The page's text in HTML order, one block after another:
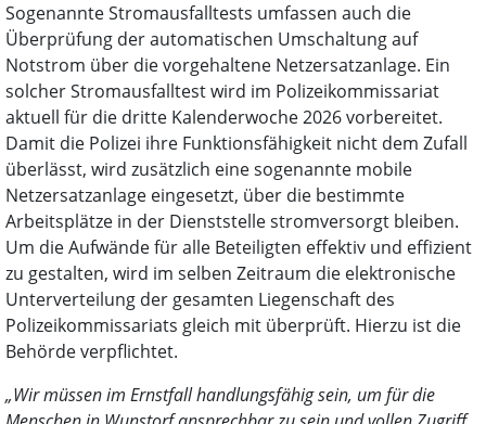
Sogenannte Stromausfalltests umfassen auch die
Überprüfung der automatischen Umschaltung auf
Notstrom über die vorgehaltene Netzersatzanlage. Ein
solcher Stromausfalltest wird im Polizeikommissariat
aktuell für die dritte Kalenderwoche 2026 vorbereitet.
Damit die Polizei ihre Funktionsfähigkeit nicht dem Zufall
überlässt, wird zusätzlich eine sogenannte mobile
Netzersatzanlage eingesetzt, über die bestimmte
Arbeitsplätze in der Dienststelle stromversorgt bleiben.
Um die Aufwände für alle Beteiligten effektiv und effizient
zu gestalten, wird im selben Zeitraum die elektronische
Unterverteilung der gesamten Liegenschaft des
Polizeikommissariats gleich mit überprüft. Hierzu ist die
Behörde verpflichtet.
„Wir müssen im Ernstfall handlungsfähig sein, um für die